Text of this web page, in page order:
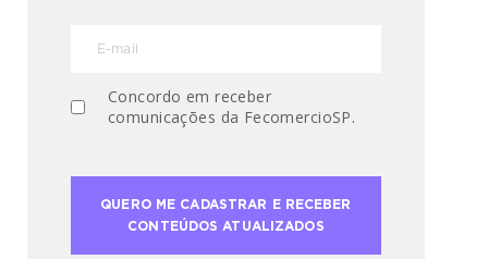
Concordo em receber
comunicações da FecomercioSP.